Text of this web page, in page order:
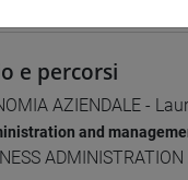
e percorsi
AZIENDALE -
and